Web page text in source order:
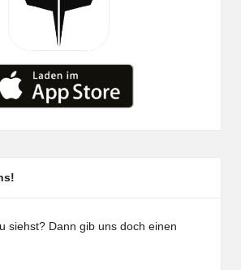
siehst? Dann gib uns doch einen